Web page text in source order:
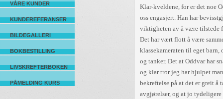
VÅRE KUNDER
KUNDEREFERANSER
BILDEGALLERI
BOKBESTILLING
LIVSKREFTERBOKEN
PÅMELDING KURS
Klar-kveldene, for er det noe
oss engasjert. Han har
viktigheten av å være tilstede
Det har vært flott å være
klassekameraten til eget
og tanker. Det at Oddvar har
og klar tror jeg har hjulpet
bekreftelse på at det er greit å
avgjørelser, og at jo